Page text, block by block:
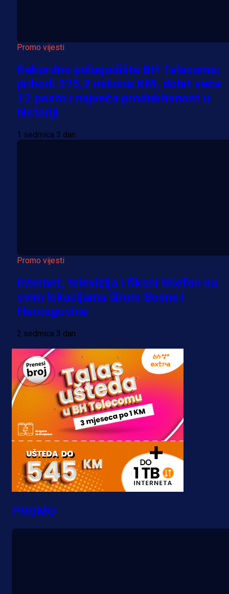
Promo vijesti
Rekordno polugodište BH Telecoma:
prihodi 275,2 miliona KM, dobit veća
12 posto i najveća produktivnost u
historiji
1 sedmica 3 dan
Promo vijesti
Internet, televizija i fiksni telefon na
svim lokacijama širom Bosne i
Hercegovine
2 sedmica 3 dan
PROMO